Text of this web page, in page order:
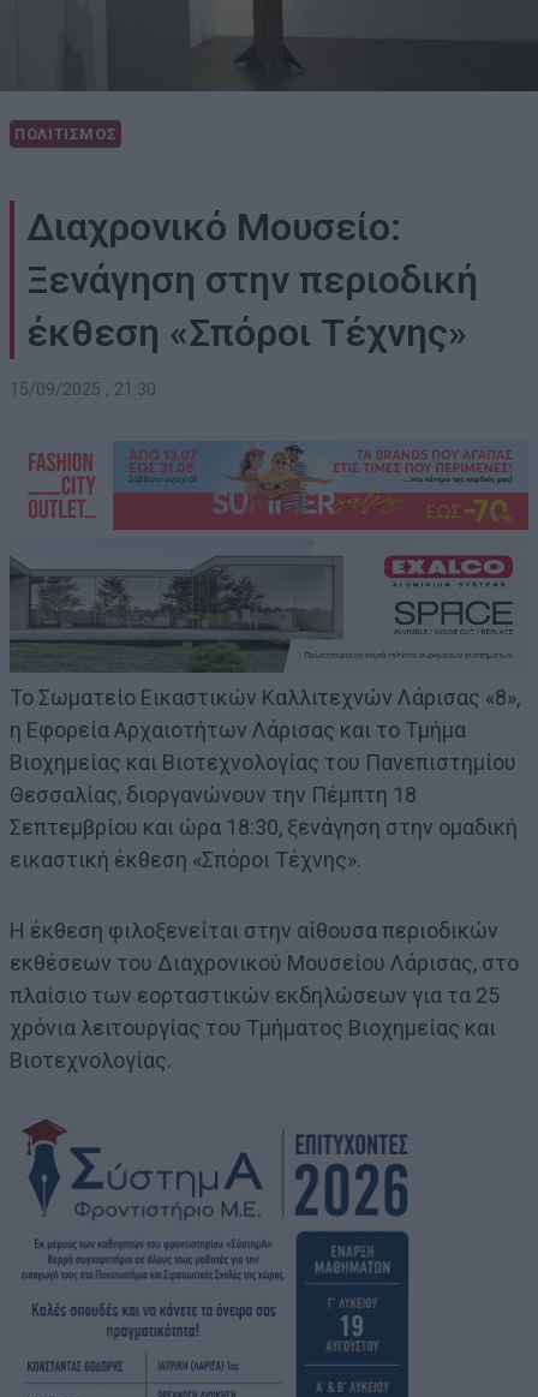
ΠΟΛΙΤΙΣΜΟΣ
Διαχρονικό Μουσείο:
Ξενάγηση στην περιοδική
έκθεση «Σπόροι Τέχνης»
15/09/2025 , 21:30
Το Σωματείο Εικαστικών Καλλιτεχνών Λάρισας «8»,
η Εφορεία Αρχαιοτήτων Λάρισας και το Τμήμα
Βιοχημείας και Βιοτεχνολογίας του Πανεπιστημίου
Θεσσαλίας, διοργανώνουν την Πέμπτη 18
Σεπτεμβρίου και ώρα 18:30, ξενάγηση στην ομαδική
εικαστική έκθεση «Σπόροι Τέχνης».
Η έκθεση φιλοξενείται στην αίθουσα περιοδικών
εκθέσεων του Διαχρονικού Μουσείου Λάρισας, στο
πλαίσιο των εορταστικών εκδηλώσεων για τα 25
χρόνια λειτουργίας του Τμήματος Βιοχημείας και
Βιοτεχνολογίας.